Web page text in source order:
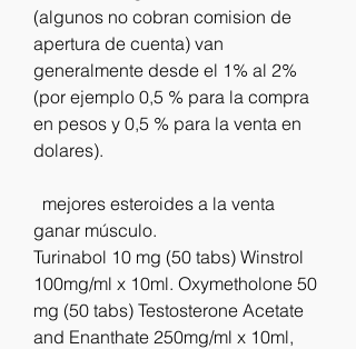
(algunos no cobran comision de
apertura de cuenta) van
generalmente desde el 1% al 2%
(por ejemplo 0,5 % para la compra
en pesos y 0,5 % para la venta en
dolares).
ganar músculo.
Turinabol 10 mg (50 tabs) Winstrol
100mg/ml x 10ml. Oxymetholone 50
mg (50 tabs) Testosterone Acetate
and Enanthate 250mg/ml x 10ml,